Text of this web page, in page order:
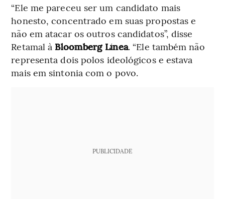
“Ele me pareceu ser um candidato mais
honesto, concentrado em suas propostas e
não em atacar os outros candidatos”, disse
Retamal à Bloomberg Línea. “Ele também não
representa dois polos ideológicos e estava
mais em sintonia com o povo.
PUBLICIDADE